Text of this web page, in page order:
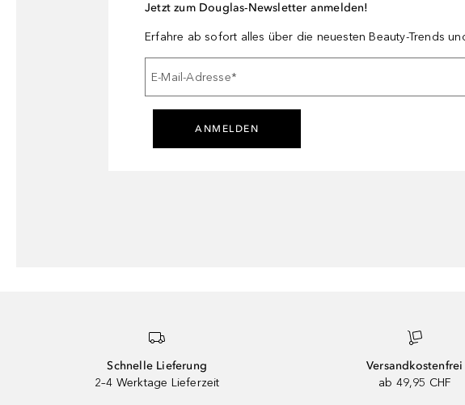
Jetzt zum Douglas-Newsletter anmelden!
Erfahre ab sofort alles über die neuesten Beauty-Trends
E-Mail-Adresse*
ANMELDEN
Schnelle Lieferung
2–4 Werktage Lieferzeit
Versandkostenfrei
ab 49,95 CHF